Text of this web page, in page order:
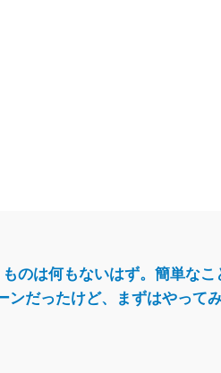
のは何もないはず。簡単な
だったけど、まずはやって